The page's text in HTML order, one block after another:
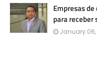
Empresas
para receber
January 06,